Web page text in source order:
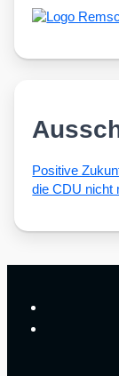
Posi­ti­ve
die CDU nicht